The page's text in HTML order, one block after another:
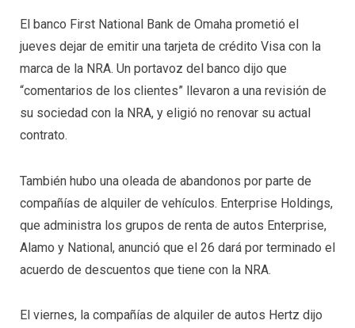
El banco First National Bank de Omaha prometió el
jueves dejar de emitir una tarjeta de crédito Visa con la
marca de la NRA. Un portavoz del banco dijo que
“comentarios de los clientes” llevaron a una revisión de
su sociedad con la NRA, y eligió no renovar su actual
contrato.
También hubo una oleada de abandonos por parte de
compañías de alquiler de vehículos. Enterprise Holdings,
que administra los grupos de renta de autos Enterprise,
Alamo y National, anunció que el 26 dará por terminado el
acuerdo de descuentos que tiene con la NRA.
El viernes, la compañías de alquiler de autos Hertz dijo